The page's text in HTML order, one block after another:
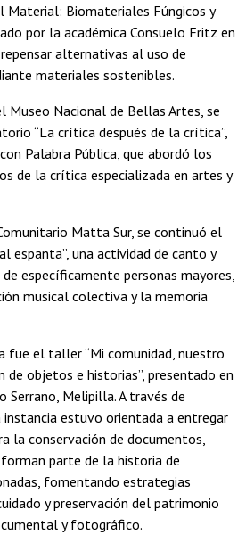
Material: Biomateriales Fúngicos y
por la académica Consuelo Fritz en
alternativas al uso de
materiales sostenibles.
Museo Nacional de Bellas Artes, se
“La crítica después de la crítica”,
Palabra Pública, que abordó los
de la crítica especializada en artes y
Matta Sur, se continuó el
espanta”, una actividad de canto y
específicamente personas mayores,
musical colectiva y la memoria
fue el taller “Mi comunidad, nuestro
de objetos e historias”, presentado en
Melipilla. A través de
estuvo orientada a entregar
la conservación de documentos,
parte de la historia de
fomentando estrategias
y preservación del patrimonio
y fotográfico.